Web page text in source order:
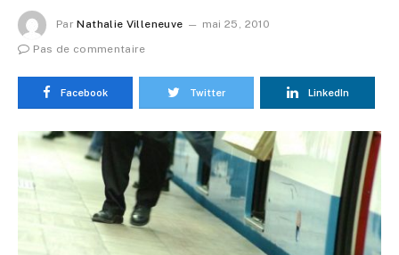
Par Nathalie Villeneuve
mai 25, 2010
Pas de commentaire
Facebook Twitter LinkedIn